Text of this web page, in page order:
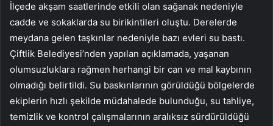
İlçede akşam saatlerinde etkili olan sağanak nedeniyle
cadde ve sokaklarda su birikintileri oluştu. Derelerde
meydana gelen taşkınlar nedeniyle bazı evleri su bastı.
Çiftlik Belediyesi’nden yapılan açıklamada, yaşanan
olumsuzluklara rağmen herhangi bir can ve mal kaybının
olmadığı belirtildi. Su baskınlarının görüldüğü bölgelerde
ekiplerin hızlı şekilde müdahalede bulunduğu, su tahliye,
temizlik ve kontrol çalışmalarının aralıksız sürdürüldüğü